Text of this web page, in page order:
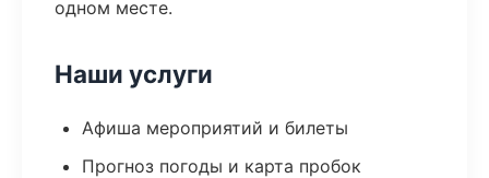
одном месте.
Наши услуги
Афиша мероприятий и билеты
Прогноз погоды и карта пробок